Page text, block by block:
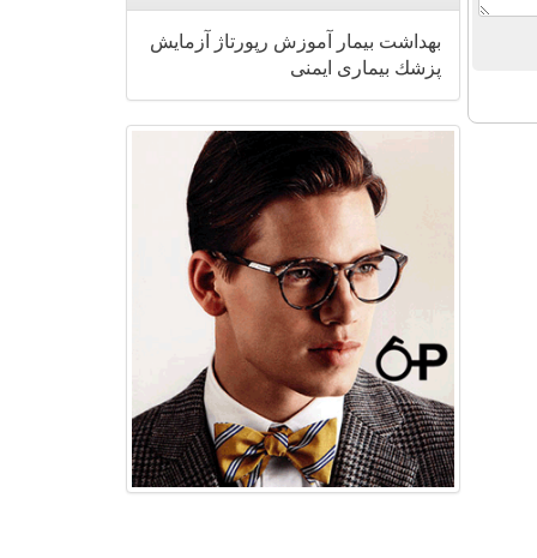
بهداشت بیمار آموزش رپورتاژ
آزمایش
پزشك بیماری ایمنی